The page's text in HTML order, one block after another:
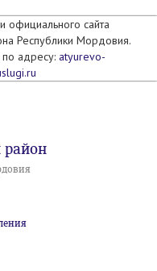
официального сайта
Республики Мордовия.
по адресу: atyurevo-
район